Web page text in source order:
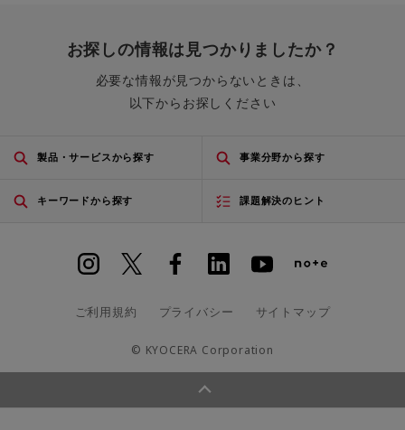
お探しの情報は見つかりましたか？
必要な情報が見つからないときは、
以下からお探しください
製品・サービスから探す 事業分野から探す
キーワードから探す 課題解決のヒント
ご利用規約 プライバシー サイトマップ
© KYOCERA Corporation